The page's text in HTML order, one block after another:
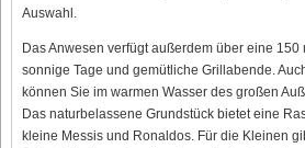
Auswahl.
Das Anwesen verfügt außerdem über eine 150
sonnige Tage und gemütliche Grillabende.
können Sie im warmen Wasser des großen
Das naturbelassene Grundstück bietet eine
kleine Messis und Ronaldos. Für die Kleinen